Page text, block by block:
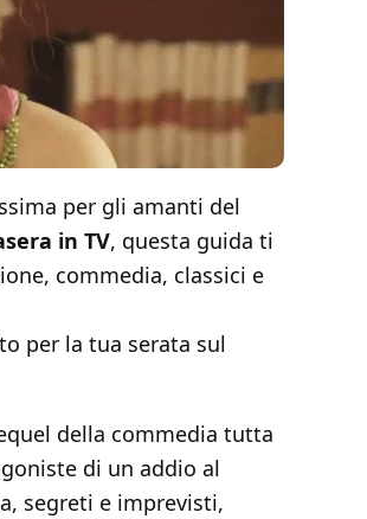
per gli amanti del
in TV, questa guida ti
commedia, classici e
per la tua serata sul
della commedia tutta
di un addio al
segreti e imprevisti,